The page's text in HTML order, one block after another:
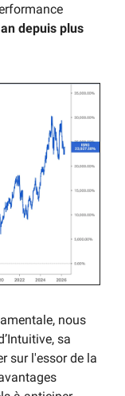
depuis plus
nous
sa
sur l'essor de la